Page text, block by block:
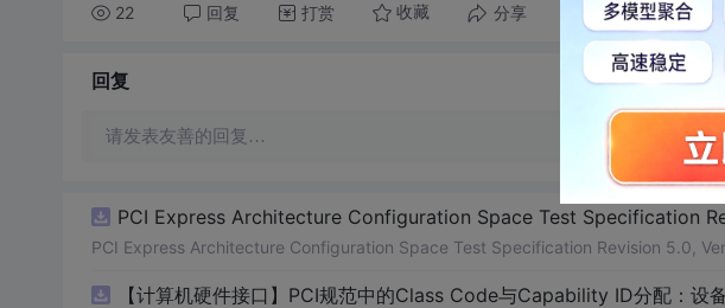
22 回复 打赏 收藏 分享 转发到动态
回复
请发表友善的回复…
PCI Express Architecture Configuration Space Test Specification
PCI Express Architecture Configuration Space Test Specification Revision 5.0,
【计算机硬件接口】PCI规范中的Class Code与Capability ID分配：设